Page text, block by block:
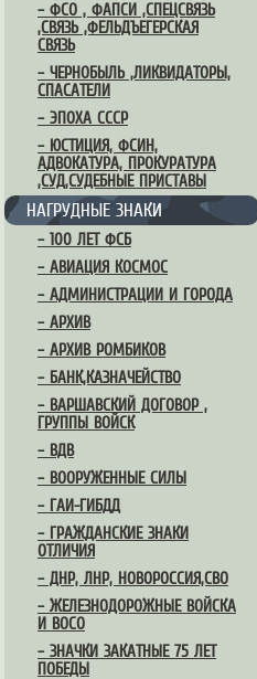
– ФСО , ФАПСИ ,СПЕЦСВЯЗЬ
,СВЯЗЬ ,ФЕЛЬДЪЕГЕРСКАЯ
СВЯЗЬ
– ЧЕРНОБЫЛЬ ,ЛИКВИДАТОРЫ,
СПАСАТЕЛИ
– ЭПОХА СССР
– ЮСТИЦИЯ, ФСИН,
АДВОКАТУРА, ПРОКУРАТУРА
,СУД,СУДЕБНЫЕ ПРИСТАВЫ
НАГРУДНЫЕ ЗНАКИ
– 100 ЛЕТ ФСБ
– АВИАЦИЯ КОСМОС
– АДМИНИСТРАЦИИ И ГОРОДА
– АРХИВ
– АРХИВ РОМБИКОВ
– БАНК,КАЗНАЧЕЙСТВО
– ВАРШАВСКИЙ ДОГОВОР ,
ГРУППЫ ВОЙСК
– ВДВ
– ВООРУЖЕННЫЕ СИЛЫ
– ГАИ-ГИБДД
– ГРАЖДАНСКИЕ ЗНАКИ
ОТЛИЧИЯ
– ДНР, ЛНР, НОВОРОССИЯ,СВО
– ЖЕЛЕЗНОДОРОЖНЫЕ ВОЙСКА
И ВОСО
– ЗНАЧКИ ЗАКАТНЫЕ 75 ЛЕТ
ПОБЕДЫ